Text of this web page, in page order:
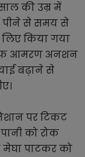
की उम्र में
पीने से समय से
किया गया
आमरण अनशन
बढ़ाने से
पर टिकट
को रोक
मेघा पाटकर को